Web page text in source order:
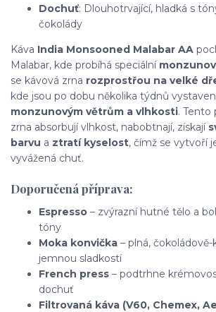
Dochuť: Dlouhotrvající, hladká s
čokolády
Káva India Monsooned Malabar AA
Malabar, kde probíhá speciální
se kávová zrna rozprostřou na velké
kde jsou po dobu několika týdnů
monzunovým větrům a vlhkosti. Tento
zrna absorbují vlhkost, nabobtnají, získají
barvu a ztratí kyselost, čímž se vytvoří
vyvážená chuť.
Doporučená příprava:
Espresso – zvýrazní hutné tělo a
tóny
Moka konvička – plná,
jemnou sladkostí
French press – podtrhne
dochuť
Filtrovaná káva (V60, Chemex,